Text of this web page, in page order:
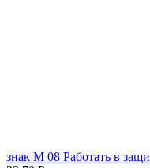
знак М 08 Работать в